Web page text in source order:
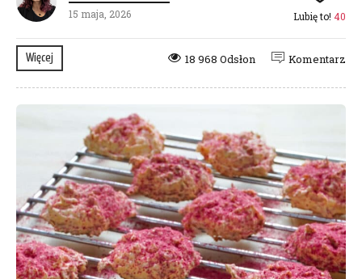
15 maja, 2026 Lubię to! 40
Więcej Komentarz
18 968 Odsłon